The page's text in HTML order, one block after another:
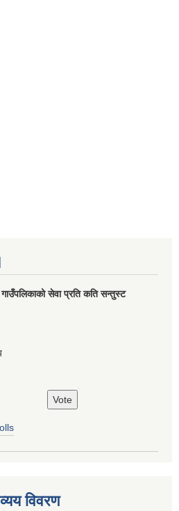
सेवा प्रति कति सन्तुस्ट
विवरण